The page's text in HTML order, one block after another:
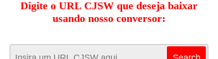
Digite o URL CJSW que deseja baixar
usando nosso conversor: